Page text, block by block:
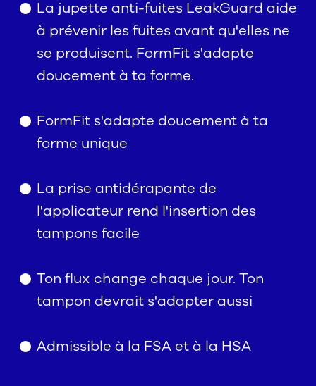
La jupette anti-fuites LeakGuard aide
à prévenir les fuites avant qu'elles ne
se produisent. FormFit s'adapte
doucement à ta forme.
FormFit s'adapte doucement à ta
forme unique
La prise antidérapante de
l'applicateur rend l'insertion des
tampons facile
Ton flux change chaque jour. Ton
tampon devrait s'adapter aussi
Admissible à la FSA et à la HSA